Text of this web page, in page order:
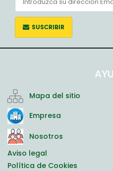
SUSCRIBIR
Mapa del sitio
Empresa
Nosotros
Aviso legal
Política de Cookies